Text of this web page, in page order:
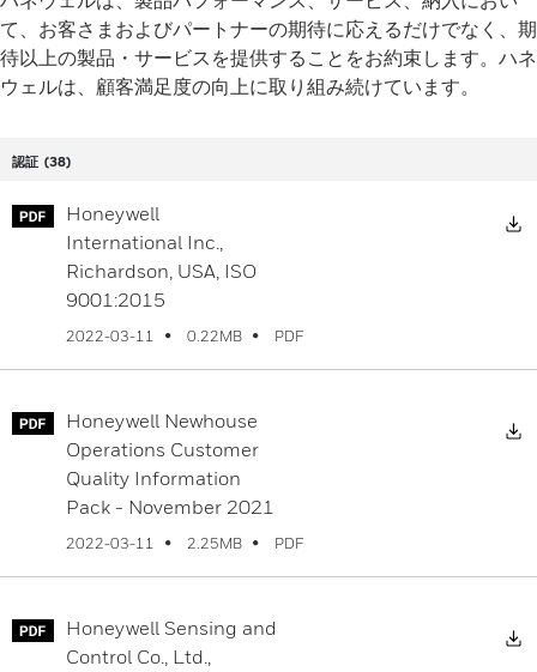
て、お客さまおよびパートナーの期待に応えるだけでなく、期
待以上の製品・サービスを提供することをお約束します。ハネ
ウェルは、顧客満足度の向上に取り組み続けています。
認証 (38)
Honeywell
International Inc.,
Richardson, USA, ISO
9001:2015
2022-03-11 0.22MB PDF
Honeywell Newhouse
Operations Customer
Quality Information
Pack - November 2021
2022-03-11 2.25MB PDF
Honeywell Sensing and
Control Co., Ltd.,